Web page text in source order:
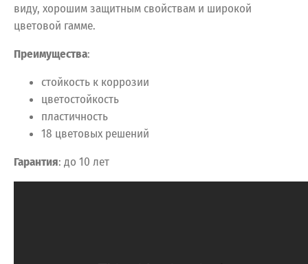
виду, хорошим защитным свойствам и широкой
цветовой гамме.
Преимущества:
стойкость к коррозии
цветостойкость
пластичность
18 цветовых решений
Гарантия: до 10 лет